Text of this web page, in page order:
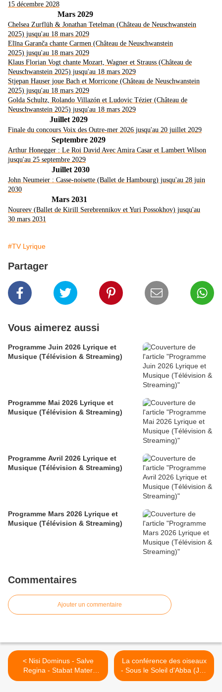
15 décembre 2028
Mars 2029
Chelsea Zurflüh & Jonathan Tetelman (Château de Neuschwanstein
2025) jusqu'au 18 mars 2029
Elīna Garanča chante Carmen (Château de Neuschwanstein
2025) jusqu'au 18 mars 2029
Klaus Florian Vogt chante Mozart, Wagner et Strauss (Château de
Neuschwanstein 2025) jusqu'au 18 mars 2029
Stjepan Hauser joue Bach et Morricone (Château de Neuschwanstein
2025) jusqu'au 18 mars 2029
Golda Schultz, Rolando Villazón et Ludovic Tézier (Château de
Neuschwanstein 2025) jusqu'au 18 mars 2029
Juillet 2029
Finale du concours Voix des Outre-mer 2026 jusqu'au 20 juillet 2029
Septembre 2029
Arthur Honegger : Le Roi David Avec Amira Casar et Lambert Wilson
jusqu'au 25 septembre 2029
Juillet 2030
John Neumeier : Casse-noisette (Ballet de Hambourg) jusqu'au 28 juin
2030
Mars 2031
Noureev (Ballet de Kirill Serebrennikov et Yuri Possokhov) jusqu'au
30 mars 2031
#TV Lyrique
Partager
Vous aimerez aussi
Programme Juin 2026 Lyrique et
Musique (Télévision & Streaming)
Programme Mai 2026 Lyrique et
Musique (Télévision & Streaming)
Programme Avril 2026 Lyrique et
Musique (Télévision & Streaming)
Programme Mars 2026 Lyrique et
Musique (Télévision & Streaming)
Commentaires
Ajouter un commentaire
< Nisi Dominus - Salve
Regina - Stabat Mater
(Minkowski) Champs-
La conférence des oiseaux
- Sous le Soleil d'Abba (Jan
Krejčík – Concert des